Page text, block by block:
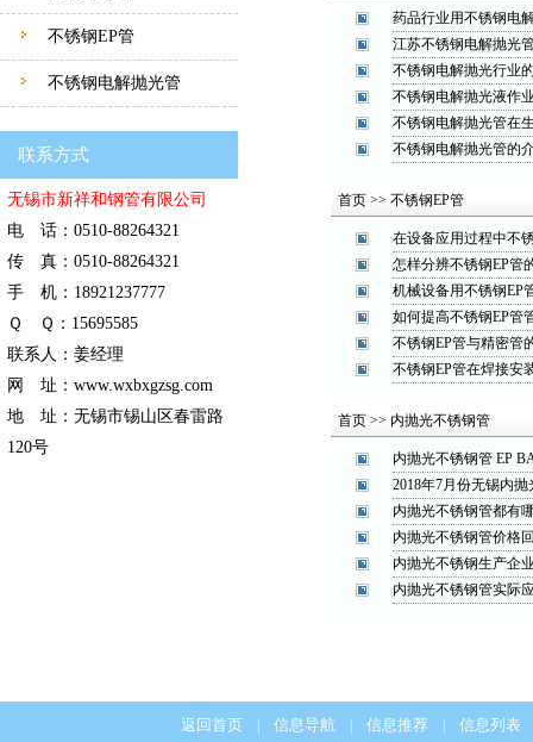
不锈钢EP管
不锈钢电解抛光管
联系方式
无锡市新祥和钢管有限公司
电 话：0510-88264321
传 真：0510-88264321
手 机：18921237777
Ｑ Ｑ：15695585
联系人：姜经理
网 址：www.wxbxgzsg.com
地 址：无锡市锡山区春雷路
120号
药品行业用不锈钢电
江苏不锈钢电解抛光
不锈钢电解抛光行业
不锈钢电解抛光液作
不锈钢电解抛光管在
不锈钢电解抛光管的
首页 >> 不锈钢EP管
在设备应用过程中不
怎样分辨不锈钢EP管
机械设备用不锈钢EP
如何提高不锈钢EP管
不锈钢EP管与精密管
不锈钢EP管在焊接安
首页 >> 内抛光不锈钢管
内抛光不锈钢管 EP
2018年7月份无锡内
内抛光不锈钢管都有
内抛光不锈钢管价格
内抛光不锈钢生产企
内抛光不锈钢管实际
返回首页 信息导航 信息推荐 信息列表